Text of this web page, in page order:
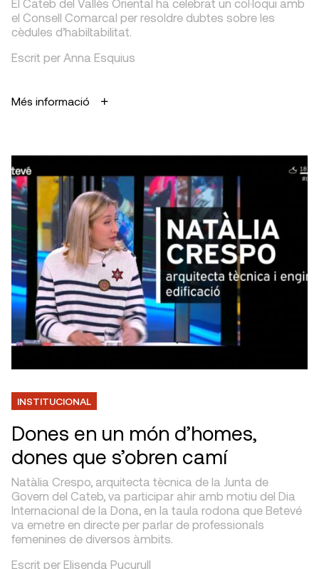
El Cateb del Vallès Oriental ha celebrat un col·loqui amb
el Consell Comarcal per resoldre dubtes sobre les
cèdules d’habiltabilitat.
Escrit per Anna Esquius
Més informació
INSTITUCIONAL
Dones en un món d’homes,
dones que s’obren camí
Natàlia Crespo, arquitecta tècnica de la Junta de
Govern del Cateb, va participar ahir amb motiu del Dia
Internacional de la Dona, en la taula rodona que Betevé
va emetre en directe per parlar de professionals
femenines de diversos àmbits.
Escrit per Elisenda Pucurull